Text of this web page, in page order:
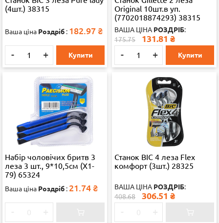
(4шт.) 38315
Ваша ціна Роздріб : 182.97 ₴
- + Купити
Original 10шт.в уп.
(7702018874293) 38315
ВАША ЦІНА РОЗДРІБ:
175.75
131.81 ₴
- + Купити
Набір чоловічих бритв 3
леза 3 шт., 9*10,5см (Х1-
79) 65324
Ваша ціна Роздріб : 21.74 ₴
Станок ВІС 4 леза Flex
комфорт (3шт.) 28325
ВАША ЦІНА РОЗДРІБ:
408.68
306.51 ₴